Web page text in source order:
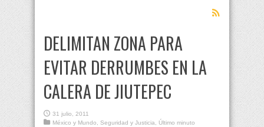
DELIMITAN ZONA PARA
EVITAR DERRUMBES EN LA
CALERA DE JIUTEPEC
31 julio, 2011
México y Mundo, Seguridad y Justicia, Último minuto